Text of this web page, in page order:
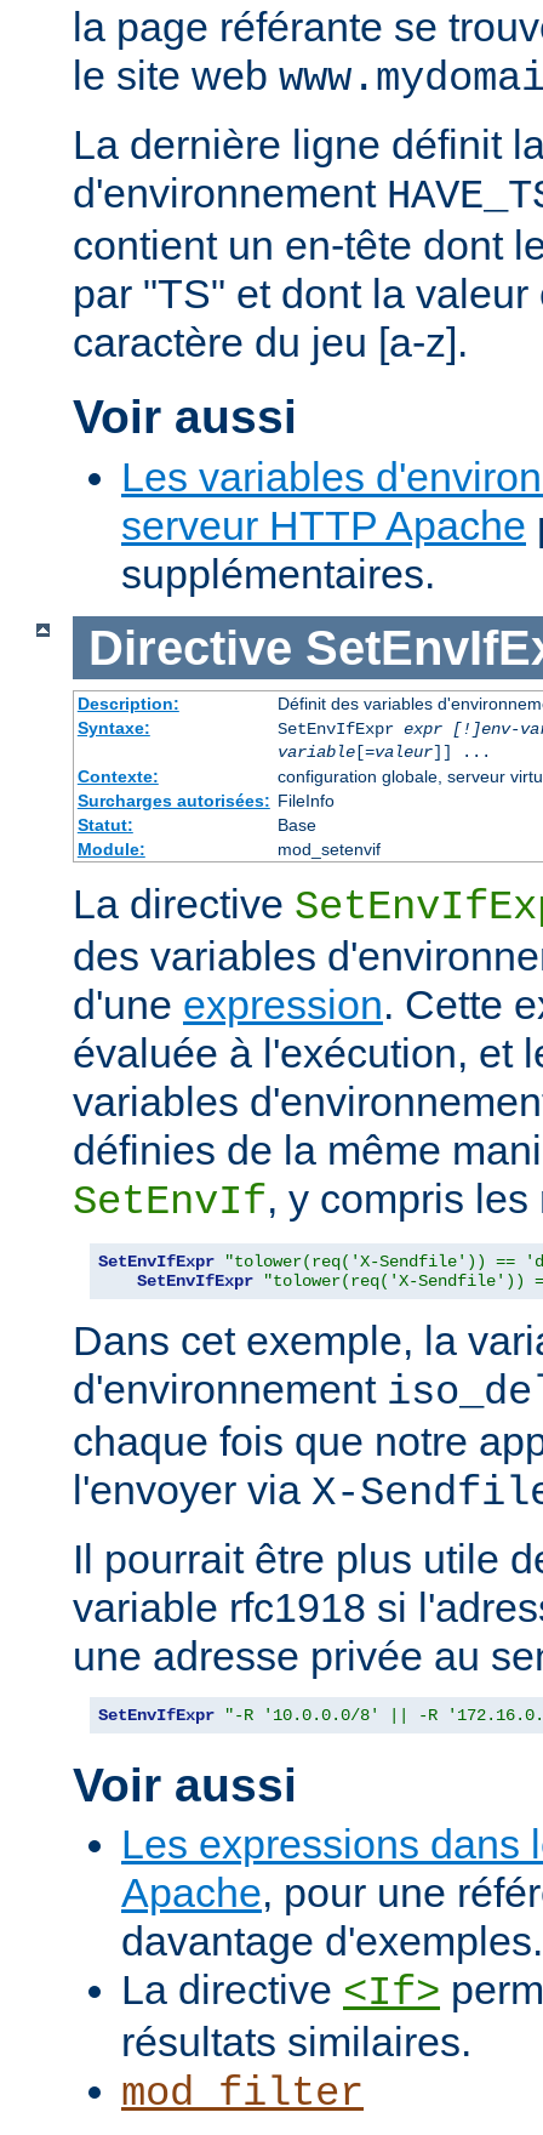
la page référante se
le site web
La dernière ligne définit
d'environnement
contient un en-tête dont
par "TS" et dont la
caractère du jeu [a-z].
Voir aussi
Les variables
serveur HTTP Apache
supplémentaires.
Directive
Description:
Définit des variables
Syntaxe:
SetEnvIfExpr expr [!]env-
variable[=valeur]] ...
Contexte:
configuration globale, serveur
Surcharges autorisées: FileInfo
Statut:
Base
Module:
mod_setenvif
La directive
des variables
d'une expression. Cette
évaluée à l'exécution, et
variables
définies de la même
SetEnvIf, y compris
SetEnvIfExpr
"tolower(req('X-Sendfile')) ==
SetEnvIfExpr
"tolower(req('X-
Dans cet exemple, la
d'environnement
chaque fois que notre
l'envoyer via X-
Il pourrait être plus utile
variable rfc1918 si
une adresse privée au
SetEnvIfExpr "-R '10.0.0.0/8' || -R
Voir aussi
Les expressions dans
Apache, pour une
davantage d'exemples.
La directive <If>
résultats similaires.
mod_filter